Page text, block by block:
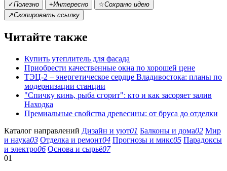
✓Полезно +Интересно ☆Сохраню идею
↗Скопировать ссылку
Читайте также
Купить утеплитель для фасада
Приобрести качественные окна по хорошей цене
ТЭЦ-2 – энергетическое сердце Владивостока: планы по
модернизации станции
"Спичку кинь, рыба сгорит": кто и как засоряет залив
Находка
Премиальные свойства древесины: от бруса до отделки
Каталог направлений Дизайн и уют01 Балконы и дома02 Мир
и наука03 Отделка и ремонт04 Прогнозы и микс05 Парадоксы
и электро06 Основа и сырьё07
01